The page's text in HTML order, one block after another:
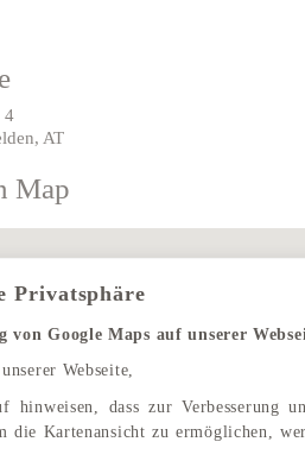
Privatsphäre
von Google Maps auf unserer
Webseite,
hinweisen, dass zur Verbesserung
die Kartenansicht zu ermöglichen,
4
AT
Map